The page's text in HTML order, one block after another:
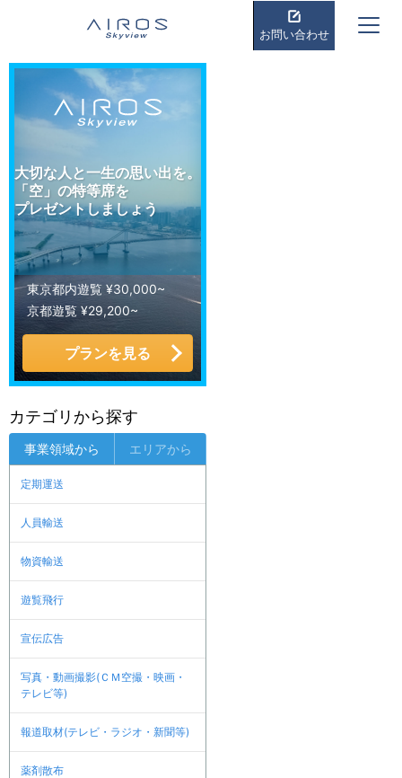
お問い合わせ
大切な人と一生の思い出を。
「空」の特等席を
プレゼントしましょう
東京都内遊覧 ¥30,000~
京都遊覧 ¥29,200~
プランを見る
カテゴリから探す
事業領域から エリアから
定期運送
人員輸送
物資輸送
遊覧飛行
宣伝広告
写真・動画撮影(ＣＭ空撮・映画・
テレビ等)
報道取材(テレビ・ラジオ・新聞等)
薬剤散布